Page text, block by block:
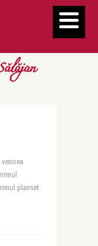
planset.